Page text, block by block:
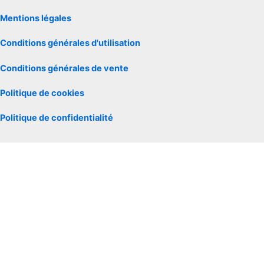
Mentions légales
Conditions générales d'utilisation
Conditions générales de vente
Politique de cookies
Politique de confidentialité